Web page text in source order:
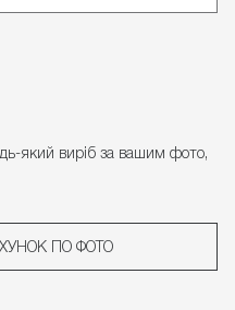
який виріб за вашим фото,
ПО ФОТО